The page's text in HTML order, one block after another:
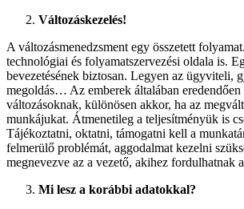
Változáskezelés!
A változásmenedzsment egy összetett
technológiai és folyamatszervezési oldala is.
bevezetésének biztosan. Legyen az ügyviteli,
megoldás… Az emberek általában eredendően
változásoknak, különösen akkor, ha az
munkájukat. Átmenetileg a teljesítményük is
Tájékoztatni, oktatni, támogatni kell a
felmerülő problémát, aggodalmat kezelni
megnevezve az a vezető, akihez fordulhatnak
Mi lesz a korábbi adatokkal?